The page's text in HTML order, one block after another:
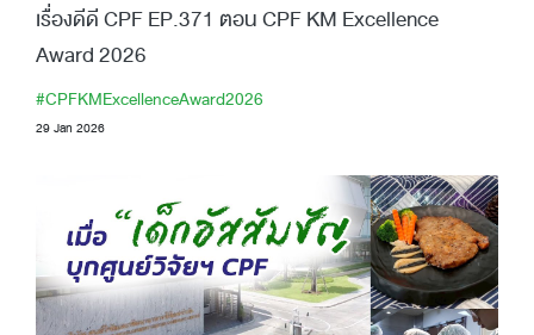
เรื่องดีดี CPF EP.371 ตอน CPF KM Excellence
Award 2026
#CPFKMExcellenceAward2026
29 Jan 2026